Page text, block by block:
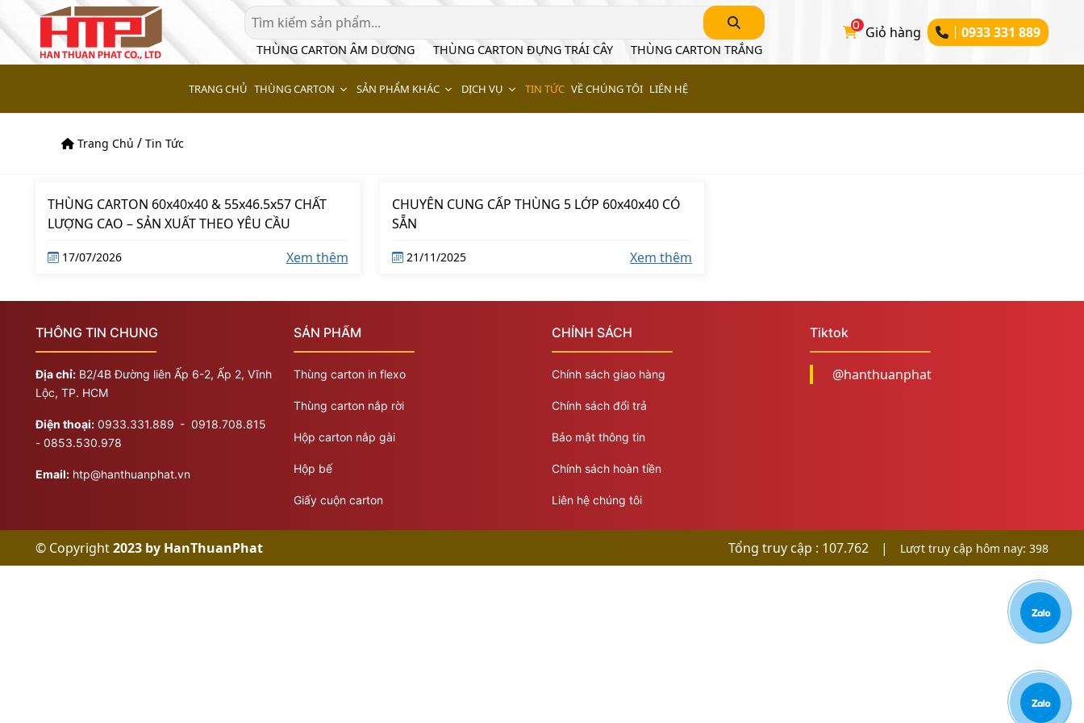
THÙNG CARTON ÂM DƯƠNG THÙNG CARTON ĐỰNG TRÁI CÂY THÙNG CARTON TRẮNG
0 Giỏ hàng 0933 331 889
TRANG CHỦ THÙNG CARTON SẢN PHẨM KHÁC DỊCH VỤ TIN TỨC VỀ CHÚNG TÔI LIÊN HỆ
Trang Chủ / Tin Tức
THÙNG CARTON 60x40x40 & 55x46.5x57 CHẤT
LƯỢNG CAO – SẢN XUẤT THEO YÊU CẦU
17/07/2026 Xem thêm
CHUYÊN CUNG CẤP THÙNG 5 LỚP 60x40x40 CÓ
SẴN
21/11/2025 Xem thêm
THÔNG TIN CHUNG
Địa chỉ: B2/4B Đường liên Ấp 6-2, Ấp 2, Vĩnh
Lộc, TP. HCM
Điện thoại: 0933.331.889 ​​​- 0918.708.815
- 0853.530.978
Email: htp@hanthuanphat.vn
SẢN PHẨM
Thùng carton in flexo
Thùng carton nắp rời
Hộp carton nắp gài
Hộp bế
Giấy cuộn carton
CHÍNH SÁCH
Chính sách giao hàng
Chính sách đổi trả
Bảo mật thông tin
Chính sách hoàn tiền
Liên hệ chúng tôi
Tiktok
@hanthuanphat
© Copyright2023 by HanThuanPhat Tổng truy cập : 107.762 | Lượt truy cập hôm nay: 398